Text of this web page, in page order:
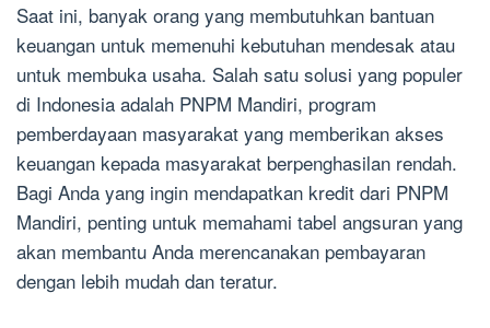
Saat ini, banyak orang yang membutuhkan bantuan
keuangan untuk memenuhi kebutuhan mendesak atau
untuk membuka usaha. Salah satu solusi yang populer
di Indonesia adalah PNPM Mandiri, program
pemberdayaan masyarakat yang memberikan akses
keuangan kepada masyarakat berpenghasilan rendah.
Bagi Anda yang ingin mendapatkan kredit dari PNPM
Mandiri, penting untuk memahami tabel angsuran yang
akan membantu Anda merencanakan pembayaran
dengan lebih mudah dan teratur.